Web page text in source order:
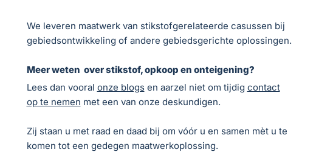
We leveren maatwerk van stikstofgerelateerde casussen bij
gebiedsontwikkeling of andere gebiedsgerichte oplossingen.
Meer weten over stikstof, opkoop en onteigening?
Lees dan vooral onze blogsen aarzel niet om tijdig contact
op te nemen met een van onze deskundigen.
Zij staan u met raad en daad bij om vóór u en samen mèt u te
komen tot een gedegen maatwerkoplossing.